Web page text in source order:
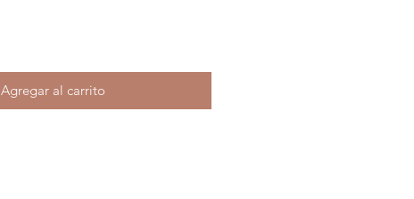
Agregar al carrito